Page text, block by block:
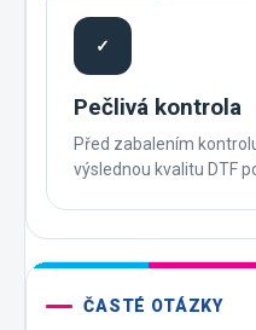
✓
Pečlivá kontrola
Před zabalením
výslednou kvalitu DTF
ČASTÉ OTÁZKY